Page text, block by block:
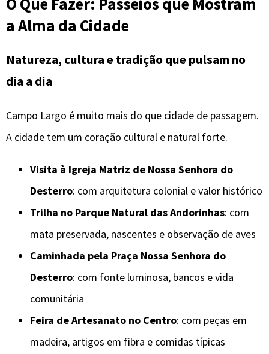
a Alma da Cidade
Natureza, cultura e tradição que pulsam no
dia a dia
Campo Largo é muito mais do que cidade de passagem.
A cidade tem um coração cultural e natural forte.
Visita à Igreja Matriz de Nossa Senhora do
Desterro: com arquitetura colonial e valor histórico
Trilha no Parque Natural das Andorinhas: com
mata preservada, nascentes e observação de aves
Caminhada pela Praça Nossa Senhora do
Desterro: com fonte luminosa, bancos e vida
comunitária
Feira de Artesanato no Centro: com peças em
madeira, artigos em fibra e comidas típicas